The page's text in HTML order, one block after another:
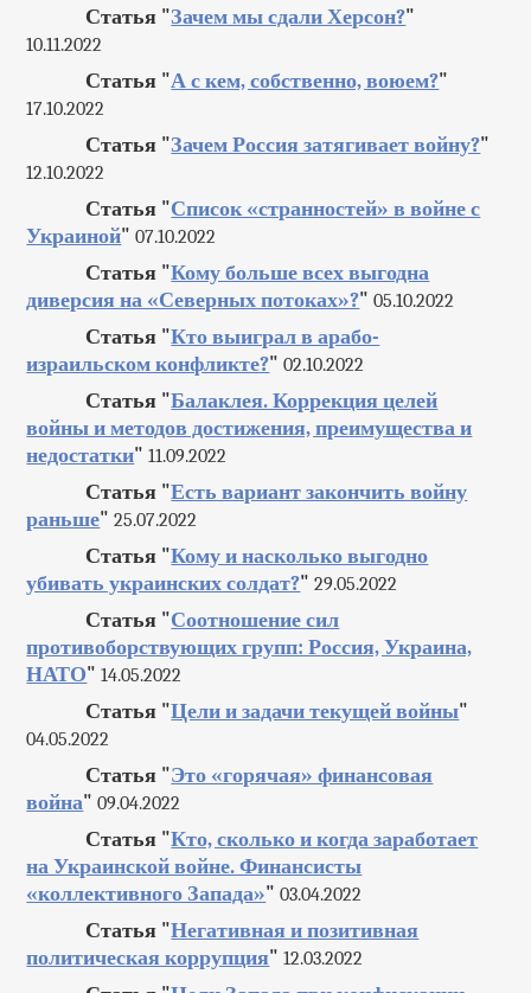
Статья "Зачем мы сдали Херсон?"
10.11.2022
Статья "А с кем, собственно, воюем?"
17.10.2022
Статья "Зачем Россия затягивает войну?"
12.10.2022
Статья "Список «странностей» в войне с
Украиной" 07.10.2022
Статья "Кому больше всех выгодна
диверсия на «Северных потоках»?" 05.10.2022
Статья "Кто выиграл в арабо-
израильском конфликте?" 02.10.2022
Статья "Балаклея. Коррекция целей
войны и методов достижения, преимущества и
недостатки" 11.09.2022
Статья "Есть вариант закончить войну
раньше" 25.07.2022
Статья "Кому и насколько выгодно
убивать украинских солдат?" 29.05.2022
Статья "Соотношение сил
противоборствующих групп: Россия, Украина,
НАТО" 14.05.2022
Статья "Цели и задачи текущей войны"
04.05.2022
Статья "Это «горячая» финансовая
война" 09.04.2022
Статья "Кто, сколько и когда заработает
на Украинской войне. Финансисты
«коллективного Запада»" 03.04.2022
Статья "Негативная и позитивная
политическая коррупция" 12.03.2022